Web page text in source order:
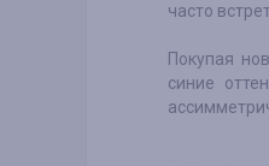
часто
Покупая
синие